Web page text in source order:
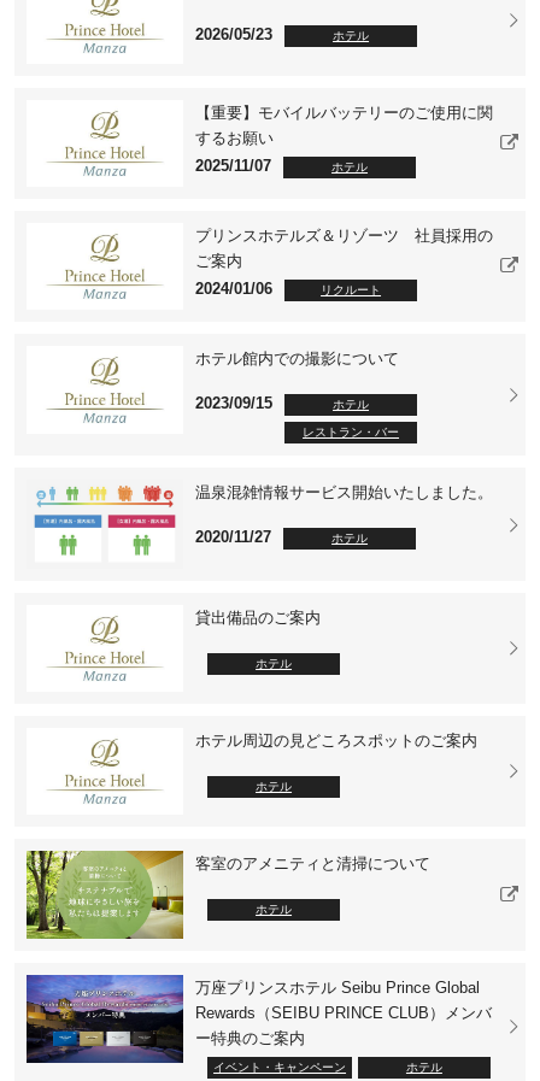
2026/05/23 ホテル
【重要】モバイルバッテリーのご使用に関
するお願い
2025/11/07
ホテル
プリンスホテルズ＆リゾーツ 社員採用の
ご案内
2024/01/06
リクルート
ホテル館内での撮影について
2023/09/15 ホテル
レストラン・バー
温泉混雑情報サービス開始いたしました。
2020/11/27 ホテル
貸出備品のご案内
ホテル
ホテル周辺の見どころスポットのご案内
ホテル
客室のアメニティと清掃について
ホテル
万座プリンスホテル Seibu Prince Global
Rewards（SEIBU PRINCE CLUB）メンバ
ー特典のご案内
イベント・キャンペーン ホテル